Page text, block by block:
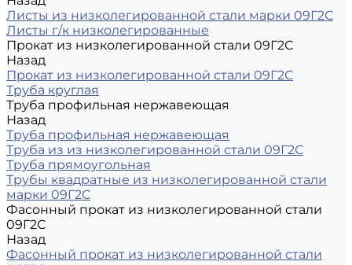
Листы из низколегированной стали марки 09Г2С
Листы г/к низколегированные
Прокат из низколегированной стали 09Г2С
Назад
Прокат из низколегированной стали 09Г2С
Труба круглая
Труба профильная нержавеющая
Назад
Труба профильная нержавеющая
Труба из из низколегированной стали 09Г2С
Труба прямоугольная
Трубы квадратные из низколегированной стали
марки 09Г2С
Фасонный прокат из низколегированной стали
09Г2С
Назад
Фасонный прокат из низколегированной стали